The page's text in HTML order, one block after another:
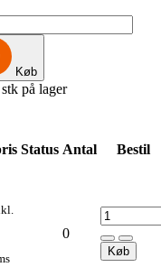
Køb
på lager
Status Antal Bestil
0
Køb